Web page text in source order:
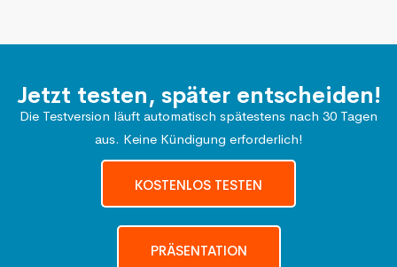
Jetzt testen, später entscheiden!
Die Testversion läuft automatisch spätestens nach 30 Tagen
aus. Keine Kündigung erforderlich!
KOSTENLOS TESTEN
PRÄSENTATION